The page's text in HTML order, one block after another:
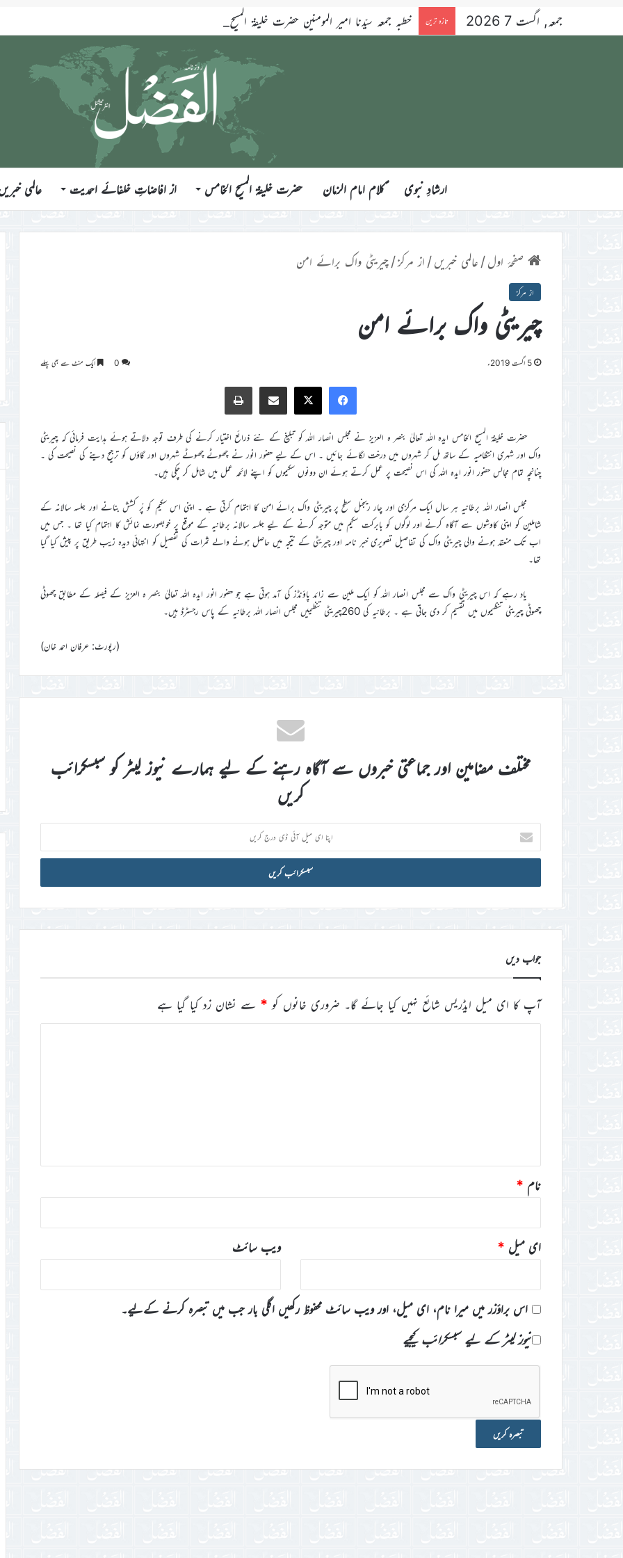
جمعہ, اگست 7 2026 تازہ ترین خطبہ جمعہ سیّدنا امیر المومنین حضرت خلیفۃ المسیح الخامس ایّدہ اللہ تعالیٰ بنصرہ العزیز فرمودہ 17؍جولائی 2026ء
ارشادِ نبوی ؑکلام امام الزمان حضرت خلیفۃ المسیح الخامس از افاضاتِ خلفائے احمدیت عالمی
صفحۂ اول/ عالمی خبریں/ از مرکز/چیریٹی واک برائے امن
از مرکز
چیریٹی واک برائے امن
5 اگست 2019ء 0 ایک منٹ سے بھی پہلے
Facebook
X
Share via Email
Print
حضرت خلیفۃ المسیح الخامس ایدہ اللہ تعالیٰ بنصر ہ العزیز نے مجلس انصار اللہ کو تبلیغ کے نئے ذرائع اختیار کرنے کی طرف توجہ دلاتے ہوئے ہدایت فرمائی کہ چیریٹی
واک اور شہری انتظامیہ کے ساتھ مل کر شہروں میں درخت لگائے جائیں ۔ اس کے لیے حضور انور نے چھوٹے چھوٹے شہروں اور گاؤں کو ترجیح دینے کی نصیحت کی ۔
چنانچہ تمام مجالس حضور انور ایدہ اللہ کی اس نصیحت پر عمل کرتے ہوئے ان دونوں سکیموں کو اپنے لائحہ عمل میں شامل کر چکی ہیں۔
مجلس انصار اللہ برطانیہ ہر سال ایک مرکزی اور چار ریجنل سطح پر چیریٹی واک برائے امن کا اہتمام کرتی ہے ۔ اپنی اس سکیم کو پُر کشش بنانے اور جلسہ سالانہ کے
شاملین کو اپنی کاوشوں سے آگاہ کرنے اور لوگوں کو بابرکت سکیم میں متوجہ کرنے کے لیے جلسہ سالانہ برطانیہ کے موقع پر خوبصورت نمائش کا اہتمام کیا تھا ۔ جس میں
اب تک منعقد ہونے والی چیریٹی واک کی تفاصیل تصویری خبر نامہ اور چیریٹی کے نتیجہ میں حاصل ہونے والے ثمرات کی تفصیل کو انتہائی دیدہ زیب طریق پر پیش کیا گیا
تھا۔
یاد رہے کہ اس چیریٹی واک سے مجلس انصار اللہ کو ایک ملین سے زائد پاؤنڈز کی آمد ہوتی ہے جو حضور انور ایدہ اللہ تعالیٰ بنصر ہ العزیز کے فیصلہ کے مطابق چھوٹی
چھوٹی چیریٹی تنظیموں میں تقسیم کر دی جاتی ہے ۔ برطانیہ کی 260چیریٹی تنظیمیں مجلس انصار اللہ برطانیہ کے پاس رجسٹرڈ ہیں۔
(رپورٹ: عرفان احمد خان)
مختلف مضامین اور جماعتی خبروں سے آگاہ رہنے کے لیے ہمارے نیوز لیٹر کو سبسکرائب
کریں
اپنا
ای
میل
ڈی
جواب دیں
آپ کا ای میل ایڈریس شائع نہیں کیا جائے گا۔ ضروری خانوں کو * سے نشان زد کیا گیا ہے
نام *
ای میل * ویب‌ سائٹ
اس براؤزر میں میرا نام، ای میل، اور ویب سائٹ محفوظ رکھیں اگلی بار جب میں تبصرہ کرنے کےلیے۔
نیوز لیٹر کے لیے سبسکرائب کیجیے